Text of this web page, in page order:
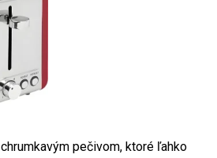
pečivom, ktoré ľahko